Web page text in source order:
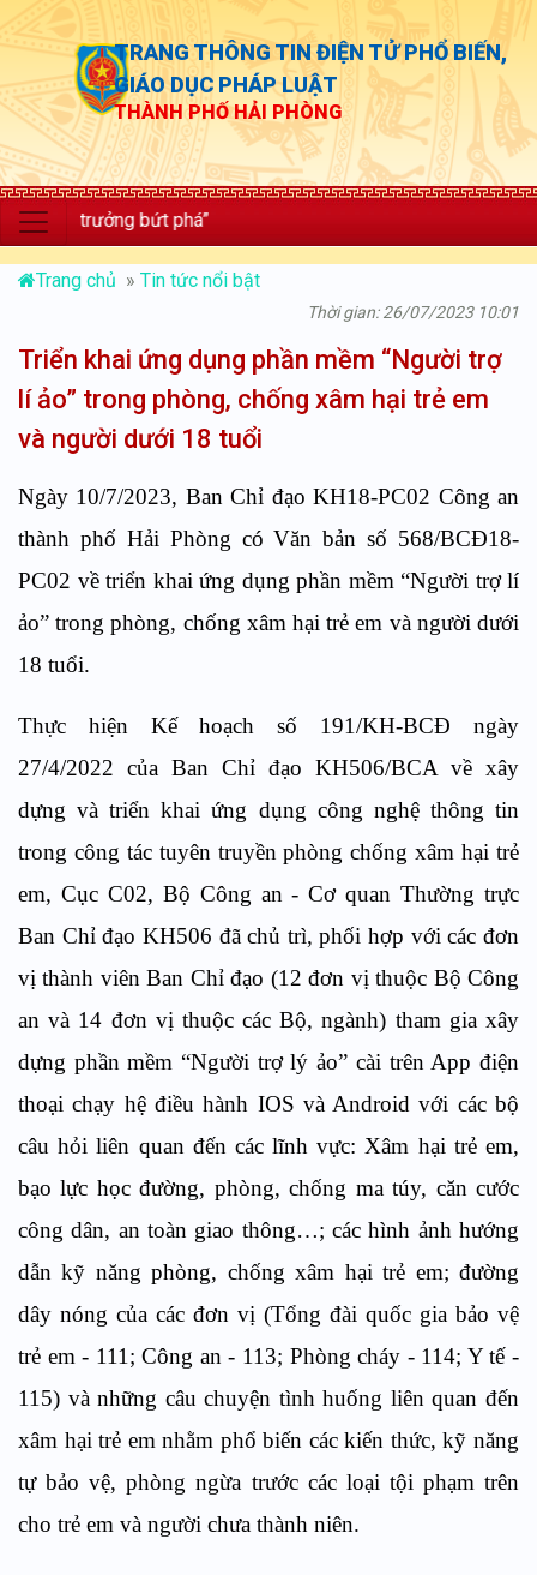
TRANG THÔNG TIN ĐIỆN TỬ PHỔ BIẾN,
GIÁO DỤC PHÁP LUẬT
THÀNH PHỐ HẢI PHÒNG
trưởng bứt phá”
Trang chủ » Tin tức nổi bật
Thời gian: 26/07/2023 10:01
Triển khai ứng dụng phần mềm “Người trợ
lí ảo” trong phòng, chống xâm hại trẻ em
và người dưới 18 tuổi
Ngày 10/7/2023, Ban Chỉ đạo KH18-PC02 Công an
thành phố Hải Phòng có Văn bản số 568/BCĐ18-
PC02 về triển khai ứng dụng phần mềm “Người trợ lí
ảo” trong phòng, chống xâm hại trẻ em và người dưới
18 tuổi.
Thực hiện Kế hoạch số 191/KH-BCĐ ngày
27/4/2022 của Ban Chỉ đạo KH506/BCA về xây
dựng và triển khai ứng dụng công nghệ thông tin
trong công tác tuyên truyền phòng chống xâm hại trẻ
em, Cục C02, Bộ Công an - Cơ quan Thường trực
Ban Chỉ đạo KH506 đã chủ trì, phối hợp với các đơn
vị thành viên Ban Chỉ đạo (12 đơn vị thuộc Bộ Công
an và 14 đơn vị thuộc các Bộ, ngành) tham gia xây
dựng phần mềm “Người trợ lý ảo” cài trên App điện
thoại chạy hệ điều hành IOS và Android với các bộ
câu hỏi liên quan đến các lĩnh vực: Xâm hại trẻ em,
bạo lực học đường, phòng, chống ma túy, căn cước
công dân, an toàn giao thông…; các hình ảnh hướng
dẫn kỹ năng phòng, chống xâm hại trẻ em; đường
dây nóng của các đơn vị (Tổng đài quốc gia bảo vệ
trẻ em - 111; Công an - 113; Phòng cháy - 114; Y tế -
115) và những câu chuyện tình huống liên quan đến
xâm hại trẻ em nhằm phổ biến các kiến thức, kỹ năng
tự bảo vệ, phòng ngừa trước các loại tội phạm trên
cho trẻ em và người chưa thành niên.